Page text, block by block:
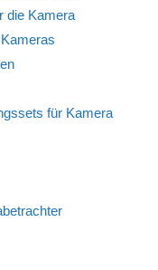
die Kamera
für Kamera